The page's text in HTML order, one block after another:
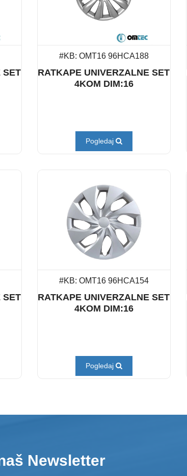
SET
#KB: OMT16 96HCA188
RATKAPE UNIVERZALNE SET
4KOM DIM:16
Pogledaj
SET
#KB: OMT16 96HCA154
RATKAPE UNIVERZALNE SET
4KOM DIM:16
Pogledaj
Newsletter